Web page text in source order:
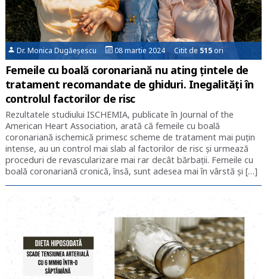
Dr. Monica Dugăeșescu 08 martie 2024 Citit de 515ori
Femeile cu boală coronariană nu ating țintele de
tratament recomandate de ghiduri. Inegalități în
controlul factorilor de risc
Rezultatele studiului ISCHEMIA, publicate în Journal of the
American Heart Association, arată că femeile cu boală
coronariană ischemică primesc scheme de tratament mai puţin
intense, au un control mai slab al factorilor de risc şi urmează
proceduri de revascularizare mai rar decât bărbaţii. Femeile cu
boală coronariană cronică, însă, sunt adesea mai în vârstă şi […]